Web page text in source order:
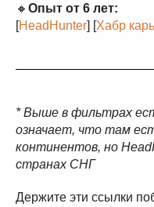
🔸 Опыт от 6 лет:
[HeadHunter] [Хабр
* Выше в фильтрах
означает, что там
континентов, но
странах СНГ
Держите эти ссылки